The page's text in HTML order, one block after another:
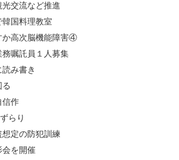
交流など推進
韓国料理教室
か高次脳機能障害④
嘱託員１人募集
み書き
信作
らり
想定の防犯訓練
会を開催